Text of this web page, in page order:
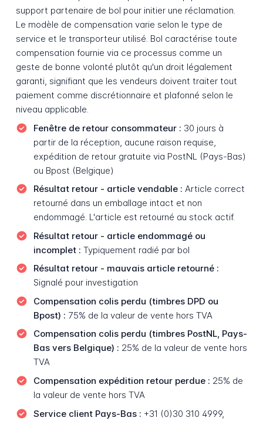
support partenaire de bol pour initier une réclamation.
Le modèle de compensation varie selon le type de
service et le transporteur utilisé. Bol caractérise toute
compensation fournie via ce processus comme un
geste de bonne volonté plutôt qu'un droit légalement
garanti, signifiant que les vendeurs doivent traiter tout
paiement comme discrétionnaire et plafonné selon le
niveau applicable.
Fenêtre de retour consommateur : 30 jours à
partir de la réception, aucune raison requise,
expédition de retour gratuite via PostNL (Pays-Bas)
ou Bpost (Belgique)
Résultat retour - article vendable : Article correct
retourné dans un emballage intact et non
endommagé. L'article est retourné au stock actif.
Résultat retour - article endommagé ou
incomplet : Typiquement radié par bol
Résultat retour - mauvais article retourné :
Signalé pour investigation
Compensation colis perdu (timbres DPD ou
Bpost) : 75% de la valeur de vente hors TVA
Compensation colis perdu (timbres PostNL, Pays-
Bas vers Belgique) : 25% de la valeur de vente hors
TVA
Compensation expédition retour perdue : 25% de
la valeur de vente hors TVA
Service client Pays-Bas : +31 (0)30 310 4999,